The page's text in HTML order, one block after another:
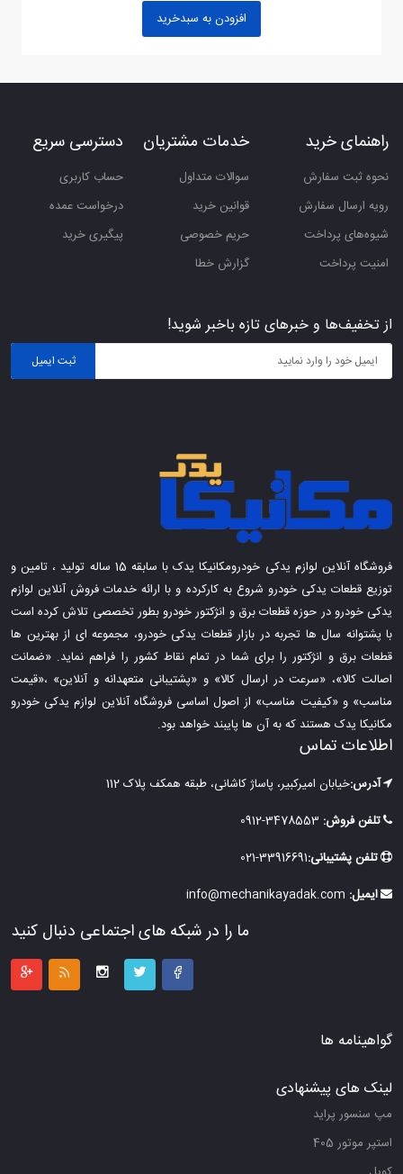
افزودن به سبدخرید
دسترسی سریع
حساب کاربری
درخواست عمده
پیگیری خرید
خدمات مشتریان
سوالات متداول
قوانین خرید
حریم خصوصی
گزارش خطا
راهنمای خرید
نحوه ثبت سفارش
رویه ارسال سفارش
شیوه‌های پرداخت
امنیت پرداخت
از تخفیف‌ها و خبرهای تازه باخبر شوید!
ثبت ایمیل
فروشگاه آنلاین لوازم یدکی خودرومکانیکا یدک با سابقه 15 ساله تولید ، تامین و
توزیع قطعات یدکی خودرو شروع به کارکرده و با ارائه خدمات فروش آنلاین لوازم
یدکی خودرو در حوزه قطعات برق و انژکتور خودرو بطور تخصصی تلاش کرده است
با پشتوانه سال ها تجربه در بازار قطعات یدکی خودرو، مجموعه ای از بهترین ها
قطعات برق و انژکتور را برای شما در تمام نقاط کشور را فراهم نماید. «ضمانت
اصالت کالا»، «سرعت در ارسال کالا» و «پشتیبانی متعهدانه و آنلاین» ،«قیمت
مناسب» و «کیفیت مناسب» از اصول اساسی فروشگاه آنلاین لوازم یدکی خودرو
مکانیکا یدک هستند که به آن ها پایبند خواهد بود.
اطلاعات تماس
آدرس:خیابان امیرکبیر، پاساژ کاشانی، طبقه همکف پلاک 112
تلفن فروش:
تلفن پشتیبانی:33916691-021
ایمیل:
ما را در شبکه های اجتماعی دنبال کنید
گواهینامه ها
لینک های پیشنهادی
مپ سنسور پراید
استپر موتور 405